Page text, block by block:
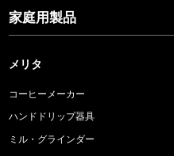
家庭用製品
メリタ
コーヒーメーカー
ハンドドリップ器具
ミル・グラインダー